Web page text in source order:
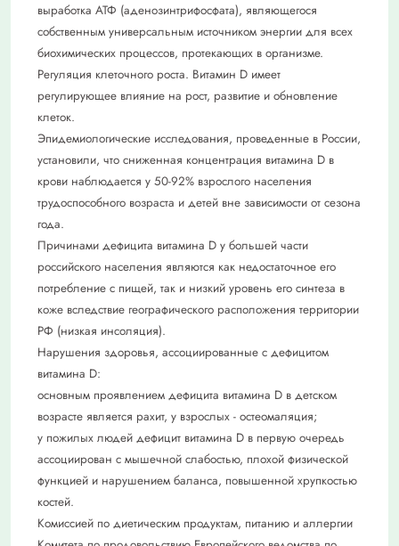
выработка АТФ (аденозинтрифосфата), являющегося
собственным универсальным источником энергии для всех
биохимических процессов, протекающих в организме.
Регуляция клеточного роста. Витамин D имеет
регулирующее влияние на рост, развитие и обновление
клеток.
Эпидемиологические исследования, проведенные в России,
установили, что сниженная концентрация витамина D в
крови наблюдается у 50-92% взрослого населения
трудоспособного возраста и детей вне зависимости от сезона
года.
Причинами дефицита витамина D у большей части
российского населения являются как недостаточное его
потребление с пищей, так и низкий уровень его синтеза в
коже вследствие географического расположения территории
РФ (низкая инсоляция).
Нарушения здоровья, ассоциированные с дефицитом
витамина D:
основным проявлением дефицита витамина D в детском
возрасте является рахит, у взрослых - остеомаляция;
у пожилых людей дефицит витамина D в первую очередь
ассоциирован с мышечной слабостью, плохой физической
функцией и нарушением баланса, повышенной хрупкостью
костей.
Комиссией по диетическим продуктам, питанию и аллергии